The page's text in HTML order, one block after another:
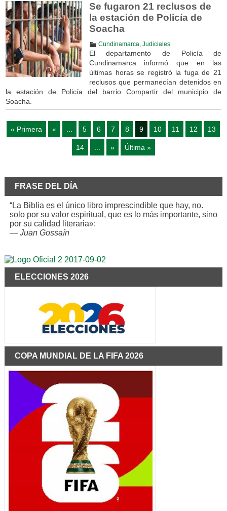
Se fugaron 21 reclusos de
la estación de Policía de
Soacha
Cundinamarca Judiciales
El departamento de Policía de
Cundinamarca informó que en las
últimas horas se registró la fuga de 21
reclusos que permanecían detenidos en
la estación de Policía del barrio Compartir del municipio de
Soacha.
« Primera « 5 6 7 8 9 10 11 12 13
14 » Última »
FRASE DEL DÍA
“La Biblia es el único libro imprescindible que hay, no.
solo por su valor espiritual, que es lo más importante, sino
por su calidad literaria»:
— Juan Gossaín
ELECCIONES 2026
COPA MUNDIAL DE LA FIFA 2026